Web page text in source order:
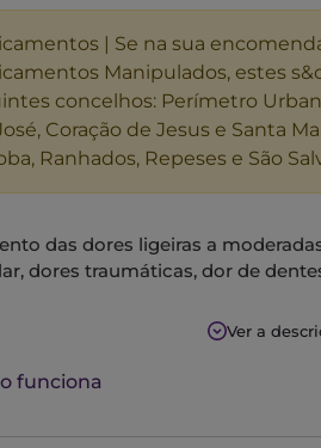
| Se na sua
Manipulados, estes
concelhos: Perímetro
Coração de Jesus e Santa
Ranhados, Repeses e São
das dores ligeiras a
dores traumáticas, dor de
Ver a
funciona